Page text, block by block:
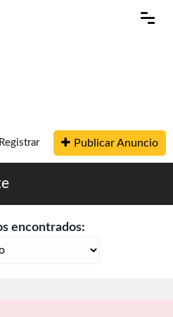
Registrar Publicar Anuncio
encontrados: